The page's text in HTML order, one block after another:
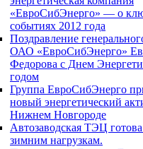
«ЕвроСибЭнерго» — о
событиях 2012 года
Поздравление
ОАО «ЕвроСибЭнерго»
Федорова с Днем
годом
Группа ЕвроСибЭнерго
новый энергетический
Нижнем Новгороде
Автозаводская ТЭЦ
зимним нагрузкам.